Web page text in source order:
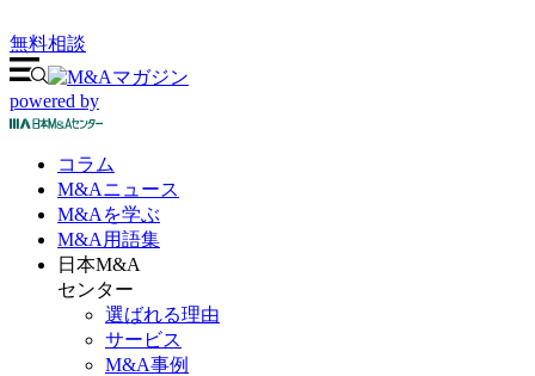
無料相談
powered by
コラム
M&Aニュース
M&Aを学ぶ
M&A 用語集
日本M&A
センター
選ばれる理由
サービス
M&A事例